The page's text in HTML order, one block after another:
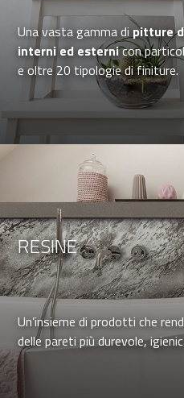
Una vasta gamma dipitture
interni ed esternicon
e oltre 20 tipologie di finiture.
RESINE
Un’insieme di prodotti che
delle pareti più durevole,